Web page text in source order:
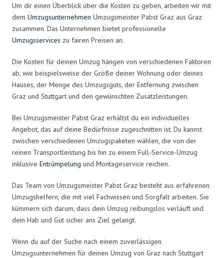
Um dir einen Überblick über die Kosten zu geben, arbeiten wir mit
dem Umzugsunternehmen Umzugsmeister Pabst Graz aus Graz
zusammen. Das Unternehmen bietet professionelle
Umzugsservices zu fairen Preisen an.
Die Kosten für deinen Umzug hängen von verschiedenen Faktoren
ab, wie beispielsweise der Größe deiner Wohnung oder deines
Hauses, der Menge des Umzugsguts, der Entfernung zwischen
Graz und Stuttgart und den gewünschten Zusatzleistungen.
Bei Umzugsmeister Pabst Graz erhältst du ein individuelles
Angebot, das auf deine Bedürfnisse zugeschnitten ist. Du kannst
zwischen verschiedenen Umzugspaketen wählen, die von der
reinen Transportleistung bis hin zu einem Full-Service-Umzug
inklusive Entrümpelung und Montageservice reichen.
Das Team von Umzugsmeister Pabst Graz besteht aus erfahrenen
Umzugshelfern, die mit viel Fachwissen und Sorgfalt arbeiten. Sie
kümmern sich darum, dass dein Umzug reibungslos verläuft und
dein Hab und Gut sicher ans Ziel gelangt.
Wenn du auf der Suche nach einem zuverlässigen
Umzugsunternehmen für deinen Umzug von Graz nach Stuttgart